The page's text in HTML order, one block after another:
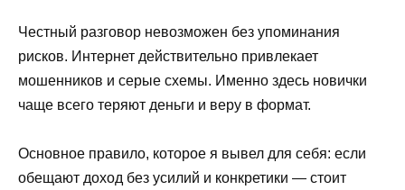
Честный разговор невозможен без упоминания
рисков. Интернет действительно привлекает
мошенников и серые схемы. Именно здесь новички
чаще всего теряют деньги и веру в формат.
Основное правило, которое я вывел для себя: если
обещают доход без усилий и конкретики — стоит